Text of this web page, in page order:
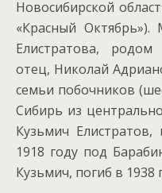
Новосибирской
«Красный
Елистратова,
отец, Николай
семьи побочников
Сибирь из
Кузьмич
1918 году под
Кузьмич, погиб в 1938